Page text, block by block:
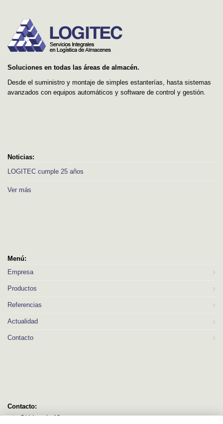
Soluciones en todas las áreas de almacén.
Desde el suministro y montaje de simples estanterías, hasta sistemas
avanzados con equipos automáticos y software de control y gestión.
Noticias:
LOGITEC cumple 25 años
Ver más
Menú:
Empresa
Productos
Referencias
Actualidad
Contacto
Contacto:
C/ Idorsolo 13